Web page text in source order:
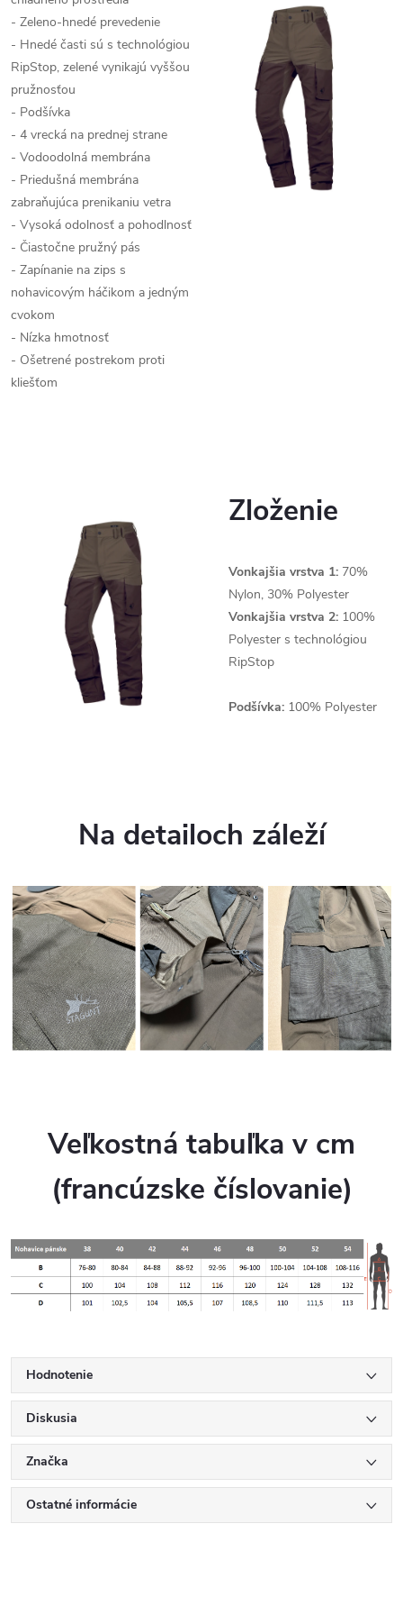
- Zeleno-hnedé prevedenie
- Hnedé časti sú s technológiou
RipStop, zelené vynikajú vyššou
pružnosťou
- Podšívka
- 4 vrecká na prednej strane
- Vodoodolná membrána
- Priedušná membrána
zabraňujúca prenikaniu vetra
- Vysoká odolnosť a pohodlnosť
- Čiastočne pružný pás
- Zapínanie na zips s
nohavicovým háčikom a jedným
cvokom
- Nízka hmotnosť
- Ošetrené postrekom proti
kliešťom
Zloženie
Vonkajšia vrstva 1: 70%
Nylon, 30% Polyester
Vonkajšia vrstva 2: 100%
Polyester s technológiou
RipStop
Podšívka: 100% Polyester
Na detailoch záleží
Veľkostná tabuľka v cm
(francúzske číslovanie)
Hodnotenie
Diskusia
Značka
Ostatné informácie